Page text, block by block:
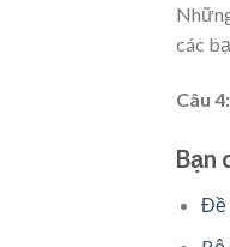
các
Câu 4:
Bạn
Đề